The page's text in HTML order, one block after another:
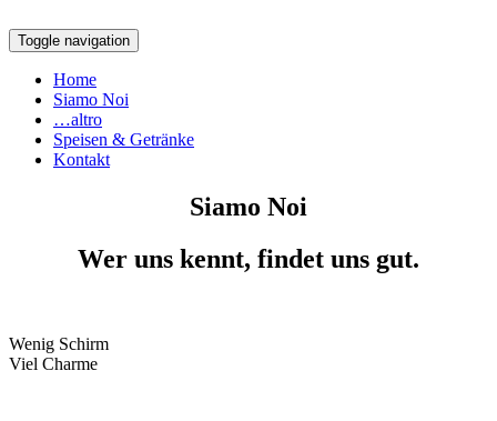
Toggle navigation
Home
Siamo Noi
…altro
Speisen & Getränke
Kontakt
Siamo Noi
Wer uns kennt, findet uns gut.
Wenig Schirm
Viel Charme